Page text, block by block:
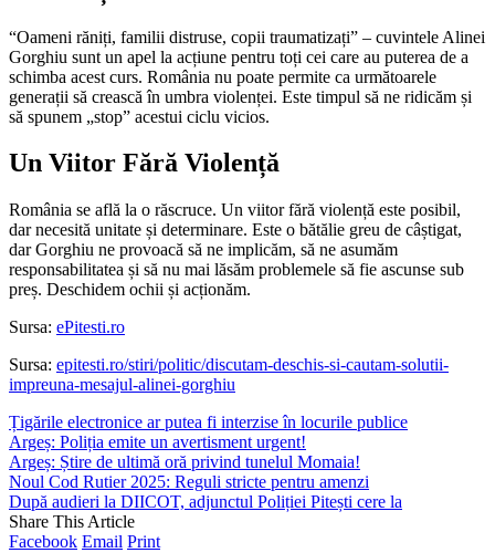
“Oameni răniți, familii distruse, copii traumatizați” – cuvintele Alinei
Gorghiu sunt un apel la acțiune pentru toți cei care au puterea de a
schimba acest curs. România nu poate permite ca următoarele
generații să crească în umbra violenței. Este timpul să ne ridicăm și
să spunem „stop” acestui ciclu vicios.
Un Viitor Fără Violență
România se află la o răscruce. Un viitor fără violență este posibil,
dar necesită unitate și determinare. Este o bătălie greu de câștigat,
dar Gorghiu ne provoacă să ne implicăm, să ne asumăm
responsabilitatea și să nu mai lăsăm problemele să fie ascunse sub
preș. Deschidem ochii și acționăm.
Sursa: ePitesti.ro
Sursa: epitesti.ro/stiri/politic/discutam-deschis-si-cautam-solutii-
impreuna-mesajul-alinei-gorghiu
Țigările electronice ar putea fi interzise în locurile publice
Argeș: Poliția emite un avertisment urgent!
Argeș: Știre de ultimă oră privind tunelul Momaia!
Noul Cod Rutier 2025: Reguli stricte pentru amenzi
După audieri la DIICOT, adjunctul Poliției Pitești cere la
Share This Article
Facebook Email Print